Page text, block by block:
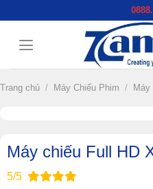
Trang chủ / Máy Chiếu Phim / Máy
Máy chiếu Full HD
5/5